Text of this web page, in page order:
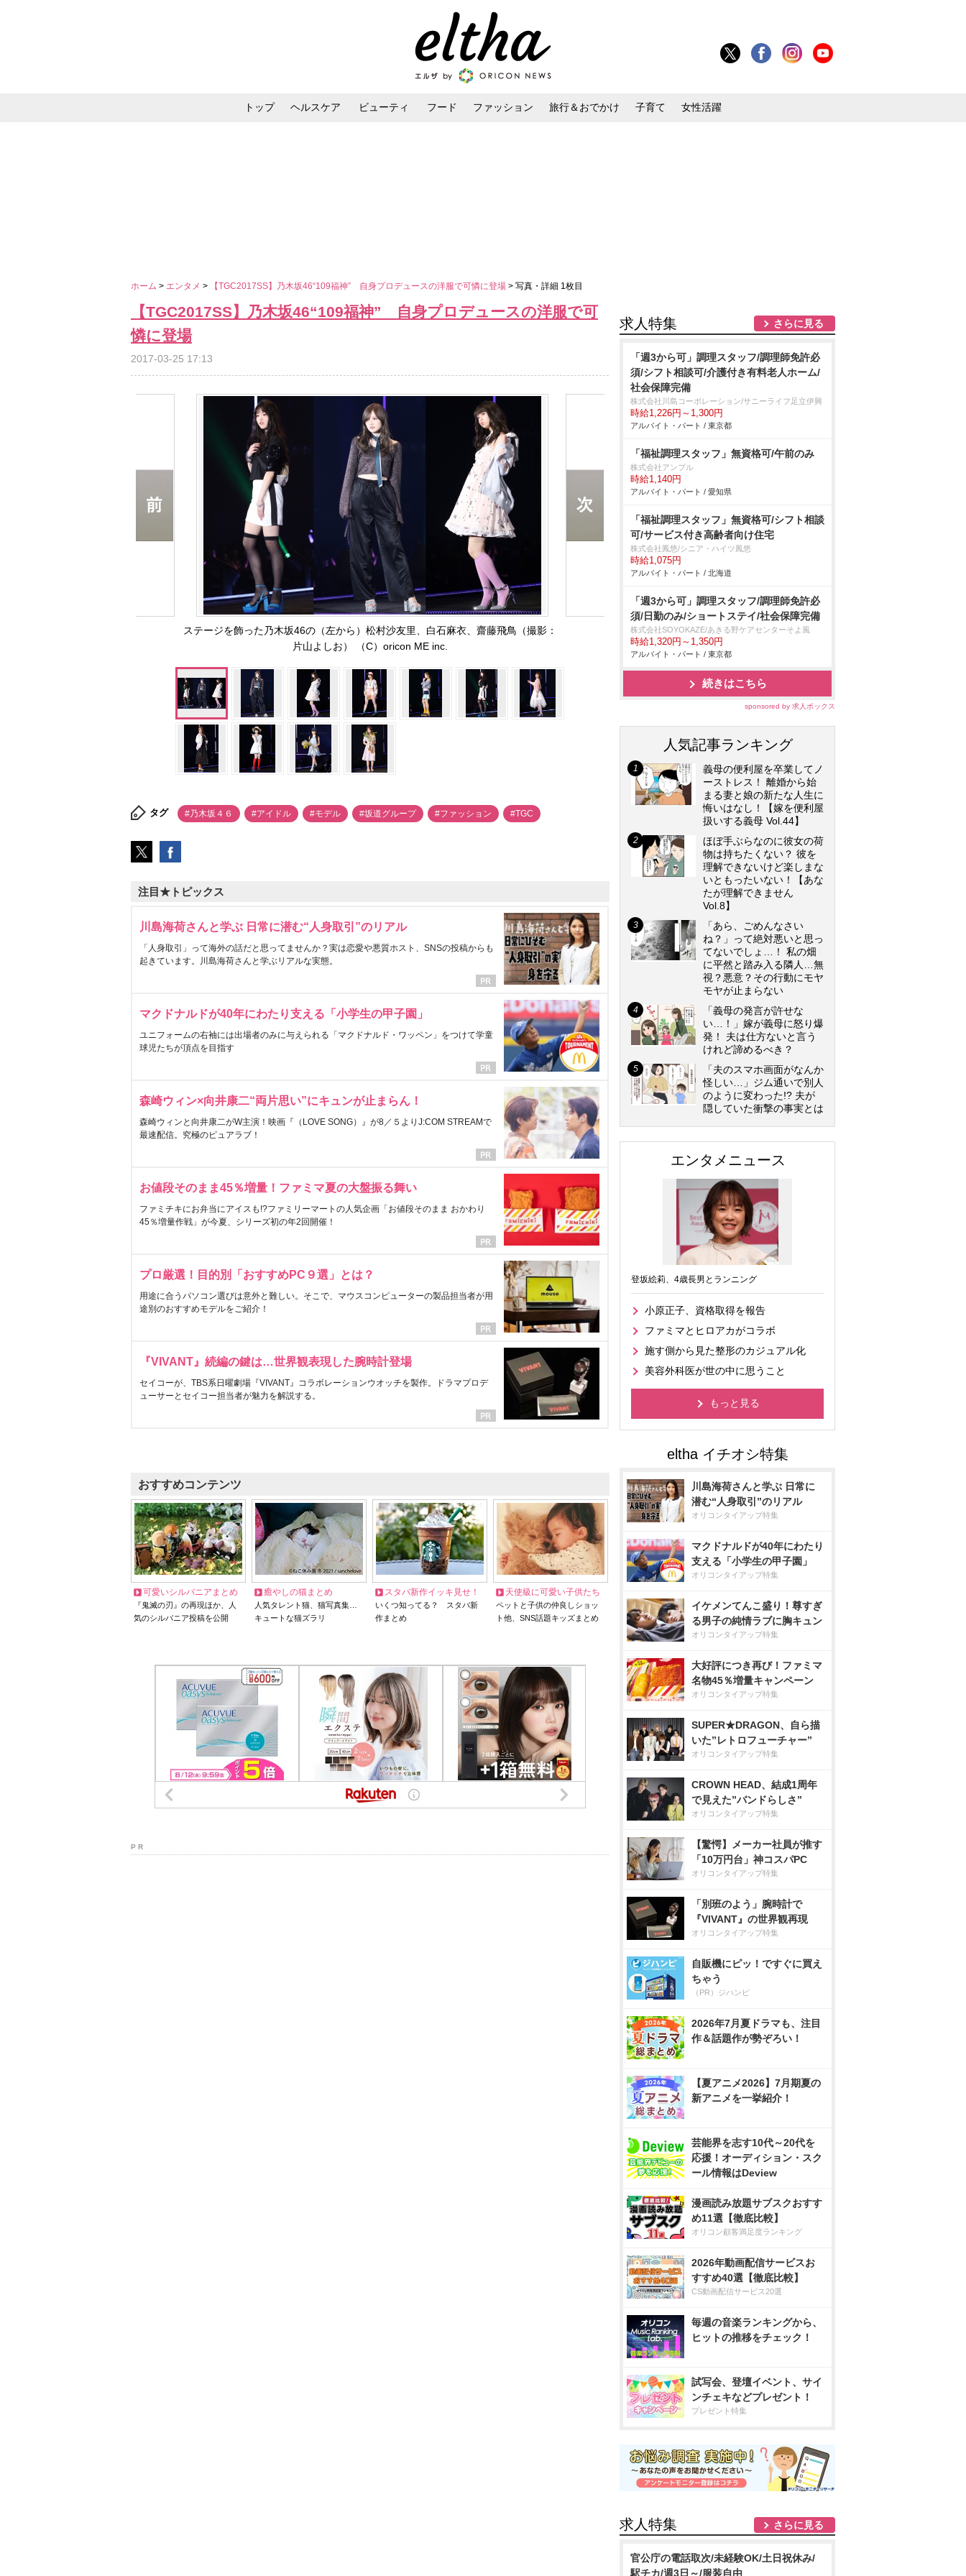
トップ ヘルスケア ビューティ フード ファッション 旅行＆おでかけ 子育て 女性活躍
ホーム > エンタメ > 【TGC2017SS】乃木坂46“109福神” 自身プロデュースの洋服で可憐に登場 > 写真・詳細 1枚目
【TGC2017SS】乃木坂46“109福神” 自身プロデュースの洋服で可
憐に登場
2017-03-25 17:13
ステージを飾った乃木坂46の（左から）松村沙友里、白石麻衣、齋藤飛鳥（撮影：
片山よしお） （C）oricon ME inc.
タグ #乃木坂４６ #アイドル #モデル #坂道グループ #ファッション #TGC
注目★トピックス
川島海荷さんと学ぶ 日常に潜む“人身取引”のリアル
「人身取引」って海外の話だと思ってませんか？実は恋愛や悪質ホスト、SNSの投稿からも
起きています。川島海荷さんと学ぶリアルな実態。
マクドナルドが40年にわたり支える「小学生の甲子園」
ユニフォームの右袖には出場者のみに与えられる「マクドナルド・ワッペン」をつけて学童
球児たちが頂点を目指す
森崎ウィン×向井康二“両片思い”にキュンが止まらん！
森崎ウィンと向井康二がW主演！映画『（LOVE SONG）』が8／５よりJ:COM STREAMで
最速配信。究極のピュアラブ！
お値段そのまま45％増量！ファミマ夏の大盤振る舞い
ファミチキにお弁当にアイスも!?ファミリーマートの人気企画「お値段そのまま おかわり
45％増量作戦」が今夏、シリーズ初の年2回開催！
プロ厳選！目的別「おすすめPC９選」とは？
用途に合うパソコン選びは意外と難しい。そこで、マウスコンピューターの製品担当者が用
途別のおすすめモデルをご紹介！
『VIVANT』続編の鍵は…世界観表現した腕時計登場
セイコーが、TBS系日曜劇場『VIVANT』コラボレーションウオッチを製作。ドラマプロデ
ューサーとセイコー担当者が魅力を解説する。
おすすめコンテンツ
可愛いシルバニアまとめ
『鬼滅の刃』の再現ほか、人
気のシルバニア投稿を公開
癒やしの猫まとめ
人気タレント猫、猫写真集…
キュートな猫ズラリ
スタバ新作イッキ見せ！
いくつ知ってる？ スタバ新
作まとめ
天使級に可愛い子供たち
ペットと子供の仲良しショッ
ト他、SNS話題キッズまとめ
P R
求人特集 さらに見る
「週3から可」調理スタッフ/調理師免許必
須/シフト相談可/介護付き有料老人ホーム/
社会保障完備
株式会社川島コーポレーション/サニーライフ足立伊興
時給1,226円～1,300円
アルバイト・パート / 東京都
「福祉調理スタッフ」無資格可/午前のみ
株式会社アンプル
時給1,140円
アルバイト・パート / 愛知県
「福祉調理スタッフ」無資格可/シフト相談
可/サービス付き高齢者向け住宅
株式会社鳳悠/シニア・ハイツ鳳悠
時給1,075円
アルバイト・パート / 北海道
「週3から可」調理スタッフ/調理師免許必
須/日勤のみ/ショートステイ/社会保障完備
株式会社SOYOKAZE/あきる野ケアセンターそよ風
時給1,320円～1,350円
アルバイト・パート / 東京都
続きはこちら
sponsored by 求人ボックス
人気記事ランキング
義母の便利屋を卒業してノ
ーストレス！ 離婚から始
まる妻と娘の新たな人生に
悔いはなし！【嫁を便利屋
扱いする義母 Vol.44】
ほぼ手ぶらなのに彼女の荷
物は持ちたくない？ 彼を
理解できないけど楽しまな
いともったいない！【あな
たが理解できません
Vol.8】
「あら、ごめんなさい
ね？」って絶対悪いと思っ
てないでしょ…！ 私の畑
に平然と踏み入る隣人…無
視？悪意？その行動にモヤ
モヤが止まらない
「義母の発言が許せな
い…！」嫁が義母に怒り爆
発！ 夫は仕方ないと言う
けれど諦めるべき？
「夫のスマホ画面がなんか
怪しい…」ジム通いで別人
のように変わった!? 夫が
隠していた衝撃の事実とは
エンタメニュース
登坂絵莉、4歳長男とランニング
小原正子、資格取得を報告
ファミマとヒロアカがコラボ
施す側から見た整形のカジュアル化
美容外科医が世の中に思うこと
もっと見る
川島海荷さんと学ぶ 日常に
潜む“人身取引”のリアル
オリコンタイアップ特集
マクドナルドが40年にわたり
支える「小学生の甲子園」
オリコンタイアップ特集
イケメンてんこ盛り！尊すぎ
る男子の純情ラブに胸キュン
オリコンタイアップ特集
大好評につき再び！ファミマ
名物45％増量キャンペーン
オリコンタイアップ特集
SUPER★DRAGON、自ら描
いた”レトロフューチャー”
オリコンタイアップ特集
CROWN HEAD、結成1周年
で見えた”バンドらしさ”
オリコンタイアップ特集
【驚愕】メーカー社員が推す
「10万円台」神コスパPC
オリコンタイアップ特集
「別班のよう」腕時計で
『VIVANT』の世界観再現
オリコンタイアップ特集
自販機にピッ！ですぐに買え
ちゃう
（PR）ジハンピ
2026年7月夏ドラマも、注目
作＆話題作が勢ぞろい！
【夏アニメ2026】7月期夏の
新アニメを一挙紹介！
芸能界を志す10代～20代を
応援！オーディション・スク
ール情報はDeview
漫画読み放題サブスクおすす
め11選【徹底比較】
オリコン顧客満足度ランキング
2026年動画配信サービスお
すすめ40選【徹底比較】
CS動画配信サービス20選
毎週の音楽ランキングから、
ヒットの推移をチェック！
試写会、登壇イベント、サイ
ンチェキなどプレゼント！
プレゼント特集
求人特集 さらに見る
官公庁の電話取次/未経験OK/土日祝休み/
駅チカ/週3日～/服装自由